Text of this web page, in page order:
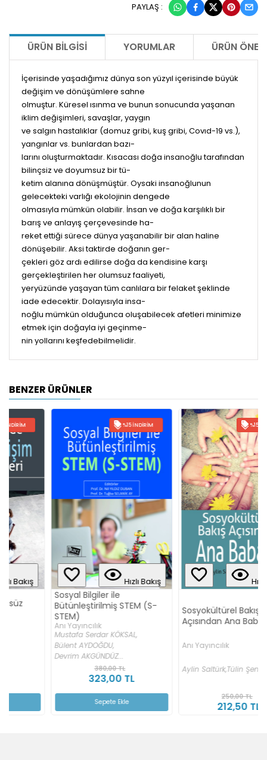
PAYLAŞ :
ÜRÜN BILGISI YORUMLAR ÜRÜN
İçerisinde yaşadığımız dünya son yüzyıl içerisinde büyük
değişim ve dönüşümlere sahne
olmuştur. Küresel ısınma ve bunun sonucunda yaşanan
iklim değişimleri, savaşlar, yaygın
ve salgın hastalıklar (domuz gribi, kuş gribi, Covıd-19 vs.),
yangınlar vs. bunlardan bazı-
larını oluşturmaktadır. Kısacası doğa insanoğlu tarafından
bilinçsiz ve doyumsuz bir tü-
ketim alanına dönüşmüştür. Oysaki insanoğlunun
gelecekteki varlığı ekolojinin dengede
olmasıyla mümkün olabilir. İnsan ve doğa karşılıklı bir
barış ve anlayış çerçevesinde ha-
reket ettiği sürece dünya yaşanabilir bir alan haline
dönüşebilir. Aksi taktirde doğanın ger-
çekleri göz ardı edilirse doğa da kendisine karşı
gerçekleştirilen her olumsuz faaliyeti,
yeryüzünde yaşayan tüm canlılara bir felaket şeklinde
iade edecektir. Dolayısıyla insa-
noğlu mümkün olduğunca oluşabilecek afetleri minimize
etmek için doğayla iyi geçinme-
nin yollarını keşfedebilmelidir.
BENZER ÜRÜNLER
%15 İNDIRIM
Hızlı Bakış
Sosyal Bilgiler ile
Bütünleştirilmiş STEM (S-
Anı Yayıncılık
Mustafa Serdar KÖKSAL,
Bülent AYDOĞDU,
Devrim AKGÜNDÜZ...
323,00 TL
%15 İNDIRIM
Hızlı Bakış
Sosyokültürel Bakış
Açısından Ana Babalık
Anı Yayıncılık
Aylin Saltürk,Tülin Şener
212,50 TL